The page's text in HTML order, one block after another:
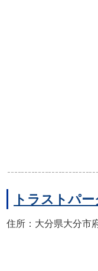
トラストパ
住所：大分県大分市